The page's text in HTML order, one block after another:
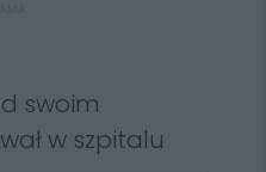
swoim
w szpitalu